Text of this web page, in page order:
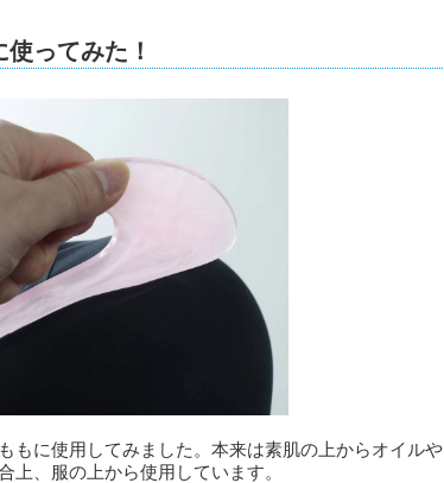
ってみた！
もに使用してみました。本来は素肌の上からオイルや
上、服の上から使用しています。